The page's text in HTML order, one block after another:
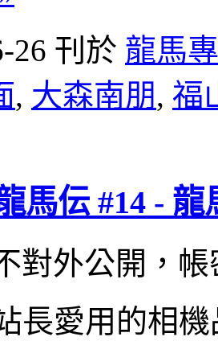
26 刊於 龍馬
, 大森南朋, 福
馬伝 #14 -
對外公開，
長愛用的相機